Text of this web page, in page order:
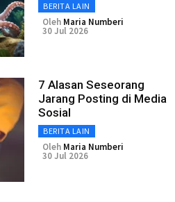
BERITA LAIN
Oleh Maria Numberi
30 Jul 2026
7 Alasan Seseorang
Jarang Posting di Media
Sosial
BERITA LAIN
Oleh Maria Numberi
30 Jul 2026